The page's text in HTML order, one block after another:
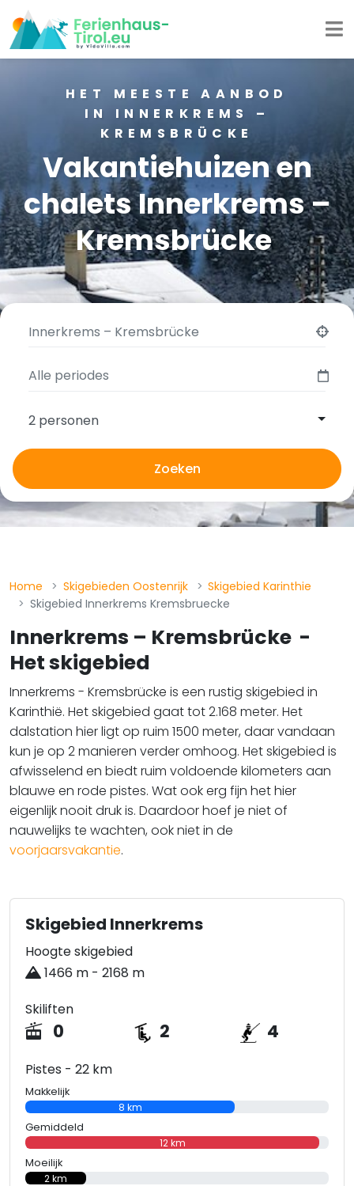
HET MEESTE AANBOD
IN INNERKREMS –
KREMSBRÜCKE
Vakantiehuizen en
chalets Innerkrems –
Kremsbrücke
2 personen
Zoeken
Home Skigebieden Oostenrijk
Skigebied Karinthie
Skigebied Innerkrems Kremsbruecke
Innerkrems – Kremsbrücke ​​​​​​​ -
Het skigebied
Innerkrems - Kremsbrücke is een rustig skigebied in
Karinthië. Het skigebied gaat tot 2.168 meter. Het
dalstation hier ligt op ruim 1500 meter, daar vandaan
kun je op 2 manieren verder omhoog. Het skigebied is
afwisselend en biedt ruim voldoende kilometers aan
blauwe en rode pistes. Wat ook erg fijn het hier
eigenlijk nooit druk is. Daardoor hoef je niet of
nauwelijks te wachten, ook niet in de
voorjaarsvakantie.​​​​​
Skigebied Innerkrems
Hoogte skigebied
1466 m - 2168 m
Skiliften
0 2 4
Pistes - 22 km
Makkelijk
8 km
Gemiddeld
12 km
Moeilijk
2 km